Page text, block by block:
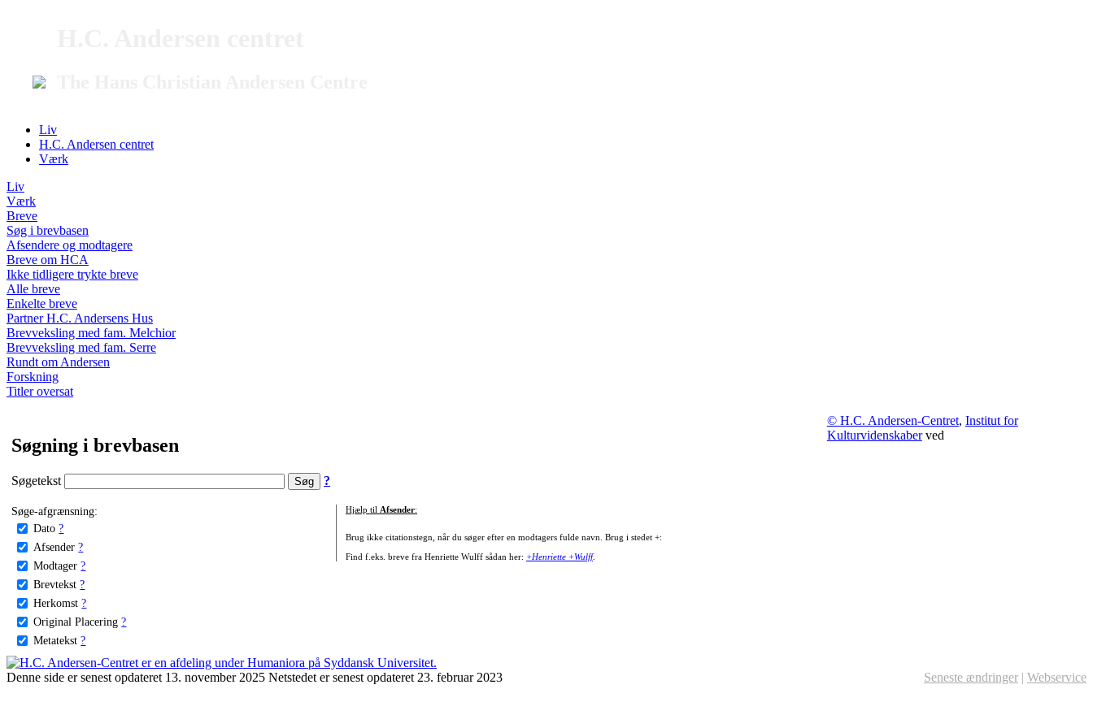
Liv
H.C. Andersen centret
Værk
Liv
Værk
Breve
Søg i brevbasen
Afsendere og modtagere
Breve om HCA
Ikke tidligere trykte breve
Alle breve
Enkelte breve
Partner H.C. Andersens Hus
Brevveksling med fam. Melchior
Brevveksling med fam. Serre
Rundt om Andersen
Forskning
Titler oversat
Søgning i brevbasen
Søgetekst ?
Søge-afgrænsning:
Dato ?
Afsender ?
Modtager ?
Brevtekst ?
Herkomst ?
Original Placering ?
Metatekst ?
Hjælp til Afsender:
Brug ikke citationstegn, når du søger efter en modtagers fulde navn. Brug i stedet +:
Find f.eks. breve fra Henriette Wulff sådan her: +Henriette +Wulff.
© H.C. Andersen-Centret, Institut for
Kulturvidenskaberved
Denne side er senest opdateret 13. november 2025 Netstedet er senest opdateret 23. februar 2023 Seneste ændringer | Webservice